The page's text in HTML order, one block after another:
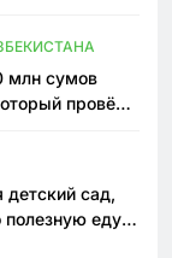
млн сумов
провёл
детский сад,
полезную еду.